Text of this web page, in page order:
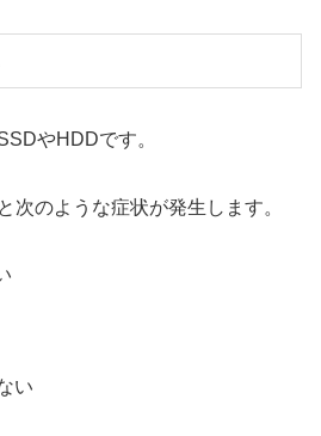
やHDDです。
次のような症状が発生します。
い